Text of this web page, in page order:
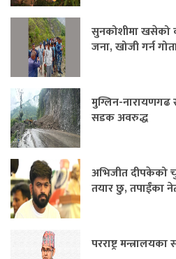
सुनकोशीमा खसेको
जना, खोजी गर्न
मुग्लिन-नारायणगढ
सडक अवरुद्ध
अभिजीत दीपकेको
तयार छु, तपाईंका
परराष्ट्र